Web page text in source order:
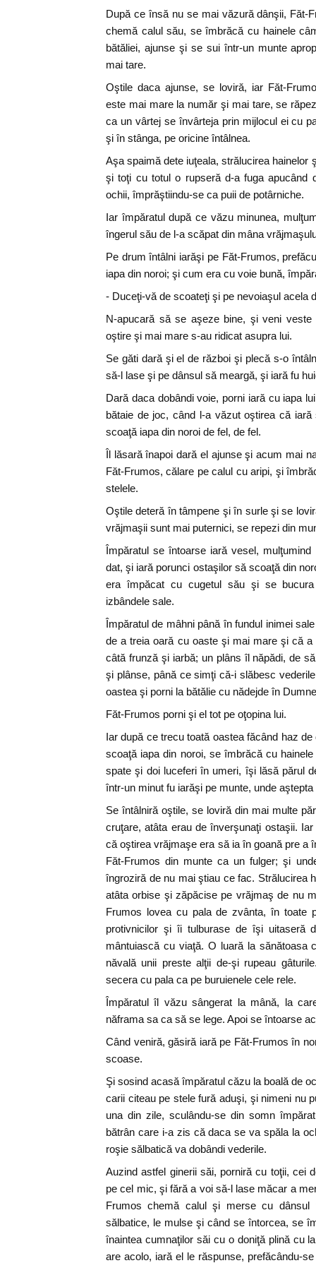
După ce însă nu se mai văzură dânşii, Făt-
chemă calul său, se îmbrăcă cu hainele
bătăliei, ajunse şi se sui într-un munte
mai tare.
Oştile daca ajunse, se loviră, iar Făt-
este mai mare la număr şi mai tare, se
ca un vârtej se învârteja prin mijlocul ei cu
şi în stânga, pe oricine întâlnea.
Aşa spaimă dete iuţeala, strălucirea hainelor
şi toţi cu totul o rupseră d-a fuga apucând
ochii, împrăştiindu-se ca puii de potârniche.
Iar împăratul după ce văzu minunea,
îngerul său de l-a scăpat din mâna
Pe drum întâlni iarăşi pe Făt-Frumos,
iapa din noroi; şi cum era cu voie bună,
- Duceţi-vă de scoateţi şi pe nevoiaşul acela
N-apucară să se aşeze bine, şi veni
oştire şi mai mare s-au ridicat asupra lui.
Se găti dară şi el de război şi plecă s-o
să-l lase şi pe dânsul să meargă, şi iară fu
Dară daca dobândi voie, porni iară cu iapa
bătaie de joc, când l-a văzut oştirea că
scoaţă iapa din noroi de fel, de fel.
Îl lăsară înapoi dară el ajunse şi acum mai
Făt-Frumos, călare pe calul cu aripi, şi
stelele.
Oştile deteră în tâmpene şi în surle şi se
vrăjmaşii sunt mai puternici, se repezi din
Împăratul se întoarse iară vesel,
dat, şi iară porunci ostaşilor să scoaţă din
era împăcat cu cugetul său şi se
izbândele sale.
Împăratul de mâhni până în fundul inimei
de a treia oară cu oaste şi mai mare şi că
câtă frunză şi iarbă; un plâns îl năpădi, de
şi plânse, până ce simţi că-i slăbesc
oastea şi porni la bătălie cu nădejde în
Făt-Frumos porni şi el tot pe oţopina lui.
Iar după ce trecu toată oastea făcând haz
scoaţă iapa din noroi, se îmbrăcă cu
spate şi doi luceferi în umeri, îşi lăsă părul
într-un minut fu iarăşi pe munte, unde
Se întâlniră oştile, se loviră din mai multe
cruţare, atâta erau de înverşunaţi ostaşii.
că oştirea vrăjmaşe era să ia în goană pre a
Făt-Frumos din munte ca un fulger; şi
îngroziră de nu mai ştiau ce fac. Strălucirea
atâta orbise şi zăpăcise pe vrăjmaş de nu
Frumos lovea cu pala de zvânta, în toate
protivnicilor şi îi tulburase de îşi uitaseră
mântuiască cu viaţă. O luară la sănătoasa
năvală unii preste alţii de-şi rupeau
secera cu pala ca pe buruienele cele rele.
Împăratul îl văzu sângerat la mână, la
năframa sa ca să se lege. Apoi se întoarse
Când veniră, găsiră iară pe Făt-Frumos în
scoase.
Şi sosind acasă împăratul căzu la boală de
carii citeau pe stele fură aduşi, şi nimeni nu
una din zile, sculându-se din somn
bătrân care i-a zis că daca se va spăla la
roşie sălbatică va dobândi vederile.
Auzind astfel ginerii săi, porniră cu toţii, cei
pe cel mic, şi fără a voi să-l lase măcar a
Frumos chemă calul şi merse cu dânsul
sălbatice, le mulse şi când se întorcea, se
înaintea cumnaţilor săi cu o doniţă plină cu
are acolo, iară el le răspunse, prefăcându-